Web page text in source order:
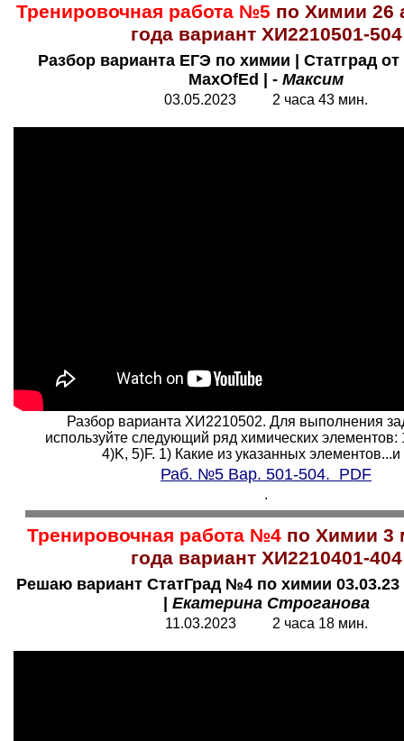
Тренировочная работа №5 по Химии 26
года вариант ХИ2210501-504
Разбор варианта ЕГЭ по химии | Статград от
MaxOfEd | - Максим
03.05.2023 2 часа 43 мин.
Разбор варианта ХИ2210502. Для выполнения
используйте следующий ряд химических элементов:
4)K, 5)F. 1) Какие из указанных элементов...и
Раб. №5 Вар. 501-504. PDF
.
Тренировочная работа №4 по Химии 3
года вариант ХИ2210401-404
Решаю вариант СтатГрад №4 по химии
Екатерина Строганова
11.03.2023 2 часа 18 мин.